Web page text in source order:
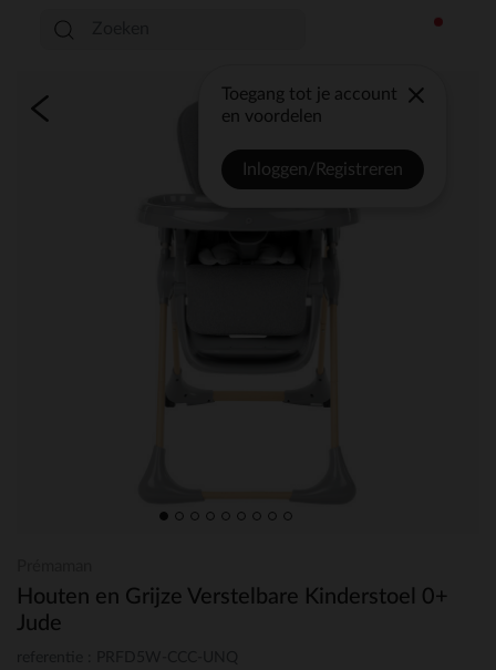
Toegang tot je account
en voordelen
Inloggen/Registreren
Houten en Grijze Verstelbare Kinderstoel 0+
Jude